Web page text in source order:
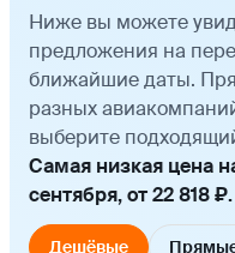
Ниже вы можете
предложения на
ближайшие даты.
разных
выберите
Самая низкая цена
сентября, от 22 818 ₽.
Дешёвые